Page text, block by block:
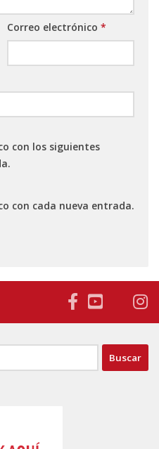
Correo electrónico *
con los siguientes
con cada nueva entrada.